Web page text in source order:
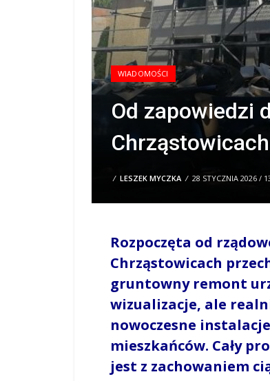
WIADOMOŚCI
Od zapowiedzi
/ LESZEK MYCZKA / 28 STYCZNIA 2026 /
Rozpoczęta od
Chrząstowicach
gruntowny remont
wizualizacje, ale
nowoczesne
mieszkańców. Cały
jest z zachowaniem